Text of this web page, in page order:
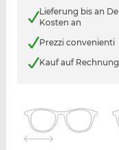
Lieferung bis an
Kosten an
Prezzi convenienti
Kauf auf Rechnung